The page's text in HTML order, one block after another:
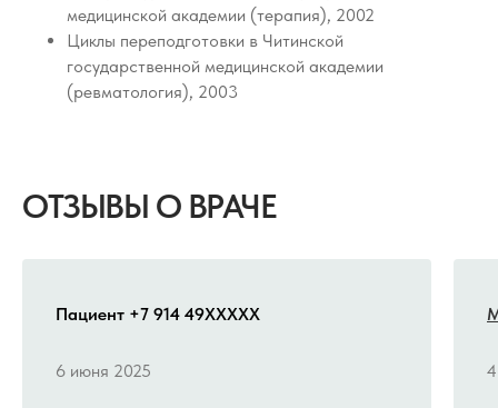
медицинской академии (терапия), 2002
Циклы переподготовки в Читинской
государственной медицинской академии
(ревматология), 2003
ОТЗЫВЫ О ВРАЧЕ
Пациент +7 914 49XXXXX
6 июня 2025